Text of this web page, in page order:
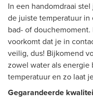
In een handomdraai
de juiste temperatuur
bad- of
voorkomt dat je in
veilig, dus! Bijkomend
zowel water als energie
temperatuur en zo laat
Gegarandeerde